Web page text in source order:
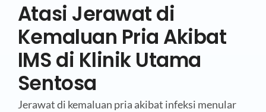
Atasi Jerawat di
Kemaluan Pria Akibat
IMS di Klinik Utama
Sentosa
Jerawat di kemaluan pria akibat infeksi menular